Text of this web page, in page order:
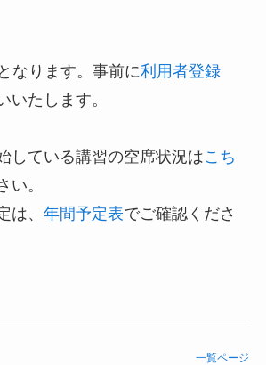
なります。事前に利用者登録
いたします。
している講習の空席状況はこち
い。
は、 年間予定表でご確認くださ
一覧ページ